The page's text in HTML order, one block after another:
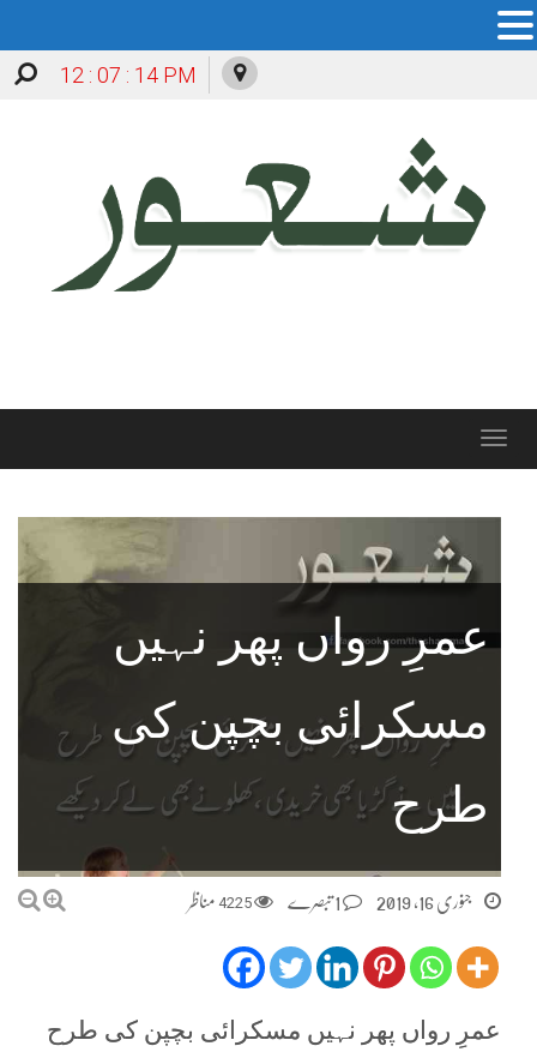
12 : 07 : 15 PM
Toggle
عمرِ رواں پھر نہیں
مسکرائی بچپن کی
طرح
جنوری 16, 2019 4225 مناظر
عمرِ رواں پھر نہیں مسکرائی بچپن کی طرح